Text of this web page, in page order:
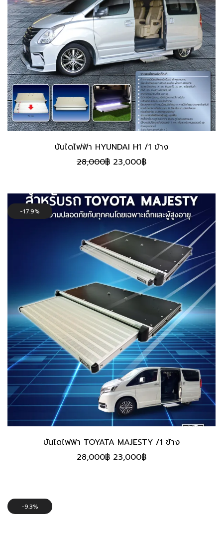
บันไดไฟฟ้า HYUNDAI H1 /1 ข้าง
28,000฿ Original
28,000฿.
23,000฿Current
23,000฿.
17.9%
บันไดไฟฟ้า TOYATA MAJESTY /1 ข้าง
28,000฿ Original
23,000฿Current
9.3%